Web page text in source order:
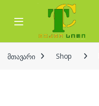
Skip to navigation
Skip to content
Open
მთავარი Shop